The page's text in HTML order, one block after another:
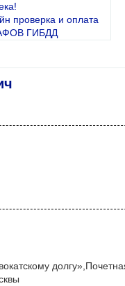
проверка и оплата
ГИБДД